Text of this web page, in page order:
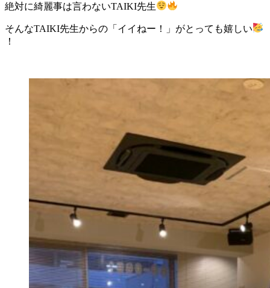
絶対に綺麗事は言わないTAIKI先生
そんなTAIKI先生からの「イイねー！」がとっても嬉しい
！